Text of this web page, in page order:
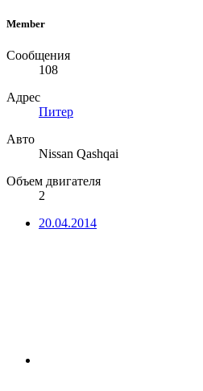
Member
Сообщения
108
Адрес
Питер
Авто
Nissan Qashqai
Объем двигателя
2
20.04.2014